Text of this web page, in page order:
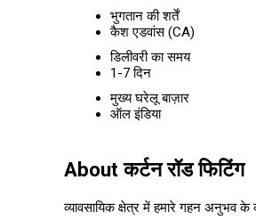
भुगतान की शर्तें
कैश एडवांस (CA)
डिलीवरी का समय
1-7 दिन
मुख्य घरेलू बाज़ार
ऑल इंडिया
About कर्टन रॉड फिटिंग
व्यावसायिक क्षेत्र में हमारे गहन अनुभव